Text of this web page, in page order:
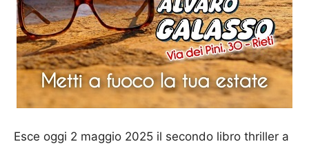
Esce oggi 2 maggio 2025 il secondo libro thriller a